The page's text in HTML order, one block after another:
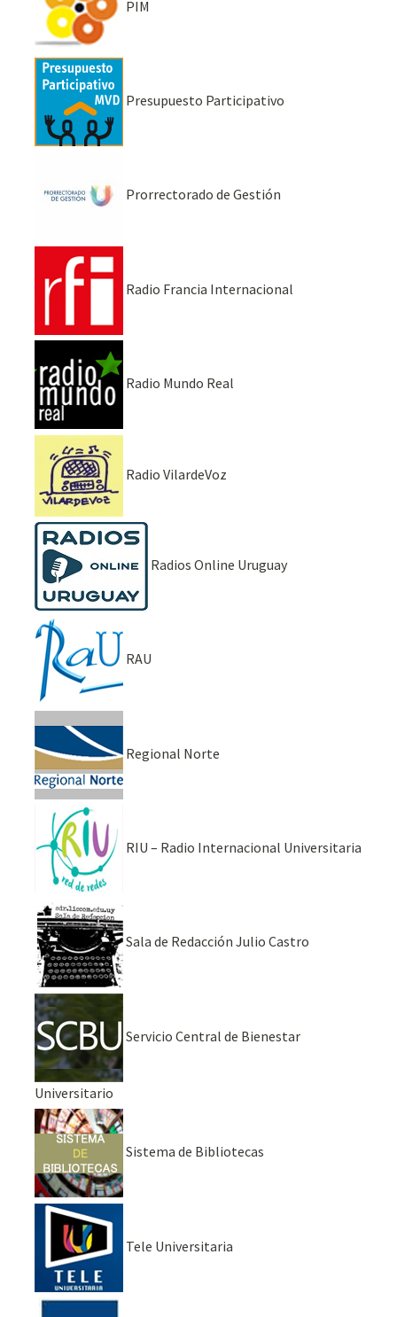
PIM
Presupuesto Participativo
Prorrectorado de Gestión
Radio Francia Internacional
Radio Mundo Real
Radio VilardeVoz
Radios Online Uruguay
RAU
Regional Norte
RIU – Radio Internacional Universitaria
Sala de Redacción Julio Castro
Servicio Central de Bienestar
Universitario
Sistema de Bibliotecas
Tele Universitaria